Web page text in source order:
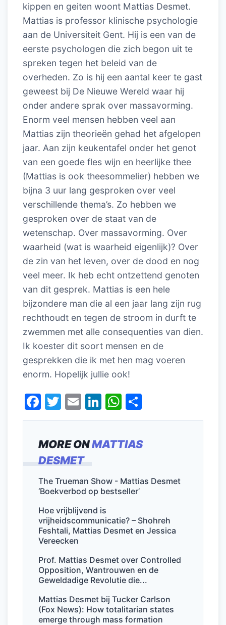
MORE ONMATTIAS
DESMET
The Trueman Show - Mattias Desmet
‘Boekverbod op bestseller’
Hoe vrijblijvend is
vrijheidscommunicatie? – Shohreh
Feshtali, Mattias Desmet en Jessica
Vereecken
Prof. Mattias Desmet over Controlled
Opposition, Wantrouwen en de
Geweldadige Revolutie die...
Mattias Desmet bij Tucker Carlson
(Fox News): How totalitarian states
emerge through mass formation
kippen en geiten woont Mattias Desmet.
Mattias is professor klinische psychologie
aan de Universiteit Gent. Hij is een van de
eerste psychologen die zich begon uit te
spreken tegen het beleid van de
overheden. Zo is hij een aantal keer te gast
geweest bij De Nieuwe Wereld waar hij
onder andere sprak over massavorming.
Enorm veel mensen hebben veel aan
Mattias zijn theorieën gehad het afgelopen
jaar. Aan zijn keukentafel onder het genot
van een goede fles wijn en heerlijke thee
(Mattias is ook theesommelier) hebben we
bijna 3 uur lang gesproken over veel
verschillende thema’s. Zo hebben we
gesproken over de staat van de
wetenschap. Over massavorming. Over
waarheid (wat is waarheid eigenlijk)? Over
de zin van het leven, over de dood en nog
veel meer. Ik heb echt ontzettend genoten
van dit gesprek. Mattias is een hele
bijzondere man die al een jaar lang zijn rug
rechthoudt en tegen de stroom in durft te
zwemmen met alle consequenties van dien.
Ik koester dit soort mensen en de
gesprekken die ik met hen mag voeren
enorm. Hopelijk jullie ook!
F
a
e
b
o
o
k
T
w
er
E
m
l
Li
n
e
n
W
h
s
p
p
el
n